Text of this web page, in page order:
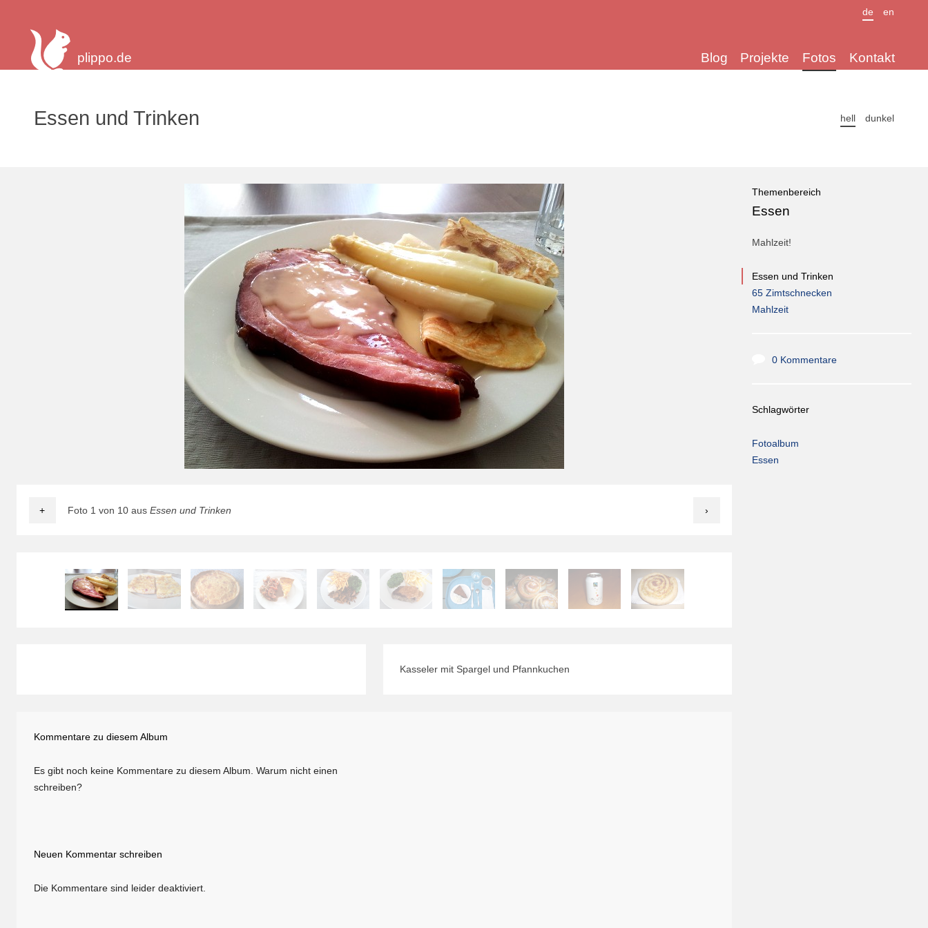
plippo.de Blog Projekte Fotos Kontakt
de en
Essen und Trinken hell dunkel
Foto 1 von 10 aus Essen und Trinken
+ ›
Kasseler mit Spargel und Pfannkuchen
Themenbereich
Essen
Mahlzeit!
Essen und Trinken
65 Zimtschnecken
Mahlzeit
0 Kommentare
Schlagwörter
Fotoalbum
Essen
Kommentare zu diesem Album
Es gibt noch keine Kommentare zu diesem Album. Warum nicht einen
schreiben?
Neuen Kommentar schreiben
Die Kommentare sind leider deaktiviert.